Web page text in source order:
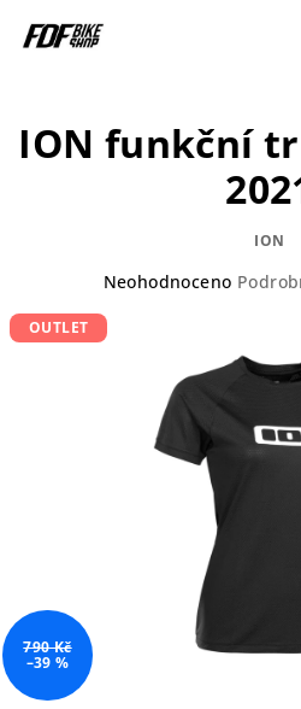
ION funkční
ION
Průměrné
produktu
hvězdiček.
Neohodnoceno
OUTLET
790 Kč
–39 %